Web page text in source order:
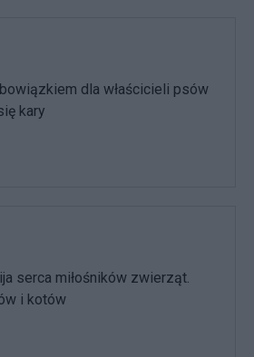
dla właścicieli psów
kary
serca miłośników zwierząt.
i kotów